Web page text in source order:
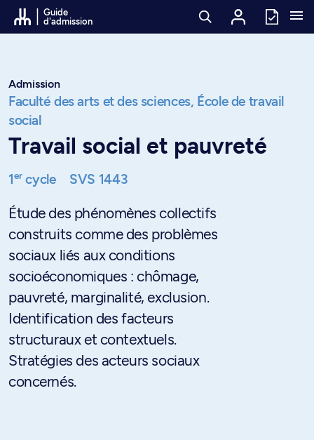
Passer au contenu
Guide
d'admission
Admission
Faculté des arts et des sciences, École de travail
social
Travail social et pauvreté
1ercycle SVS 1443
Étude des phénomènes collectifs
construits comme des problèmes
sociaux liés aux conditions
socioéconomiques : chômage,
pauvreté, marginalité, exclusion.
Identification des facteurs
structuraux et contextuels.
Stratégies des acteurs sociaux
concernés.